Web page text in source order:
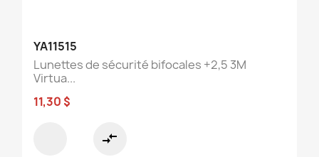
YA11515
Lunettes de sécurité bifocales +2,5 3M
Virtua...
11,30 $
compare_arrows